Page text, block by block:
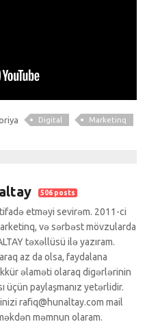
Digital Marketinq
506 posts
etməyi sevirəm. 2011-ci
və sərbəst mövzularda
təxəllüsü ilə yazıram.
az da olsa, faydalana
əlaməti olaraq digərlərinin
üçün paylaşmanız yetərlidir.
rafiq@hunaltay.com mail
məmnun olaram.